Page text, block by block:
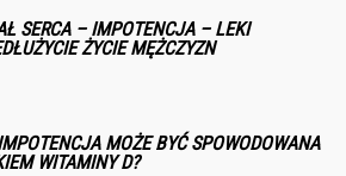
SERCA – IMPOTENCJA – LEKI
ŻYCIE MĘŻCZYZN
MOŻE BYĆ SPOWODOWANA
WITAMINY D?